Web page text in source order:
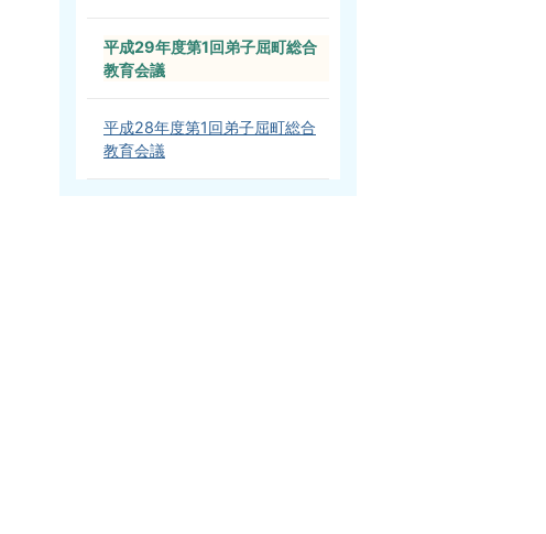
平成29年度第1回弟子屈町総合
教育会議
平成28年度第1回弟子屈町総合
教育会議